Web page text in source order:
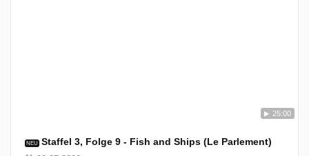
25:00
NEU Staffel 3, Folge 9 - Fish and Ships (Le Parlement)